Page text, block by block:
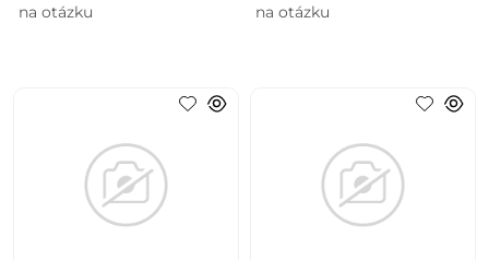
na otázku na otázku